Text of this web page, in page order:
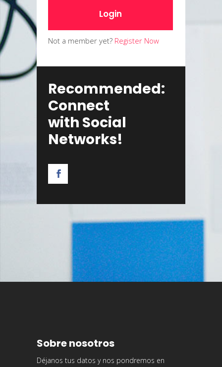
Login
Not a member yet? Register Now
Recommended:
Connect
with Social
Networks!
Sobre nosotros
Déjanos tus datos y nos pondremos en